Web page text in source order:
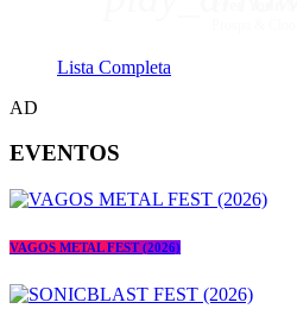
Lista Completa
AD
EVENTOS
VAGOS METAL FEST (2026)